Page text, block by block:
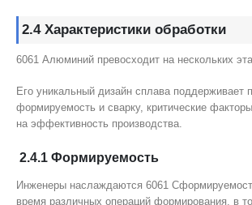
2.4 Характеристики обработки
6061 Алюминий превосходит на нескольких
Его уникальный дизайн сплава поддерживает
формируемость и сварку, критические
на эффективность производства.
2.4.1 Формируемость
Инженеры наслаждаются 6061
время различных операций формирования, в